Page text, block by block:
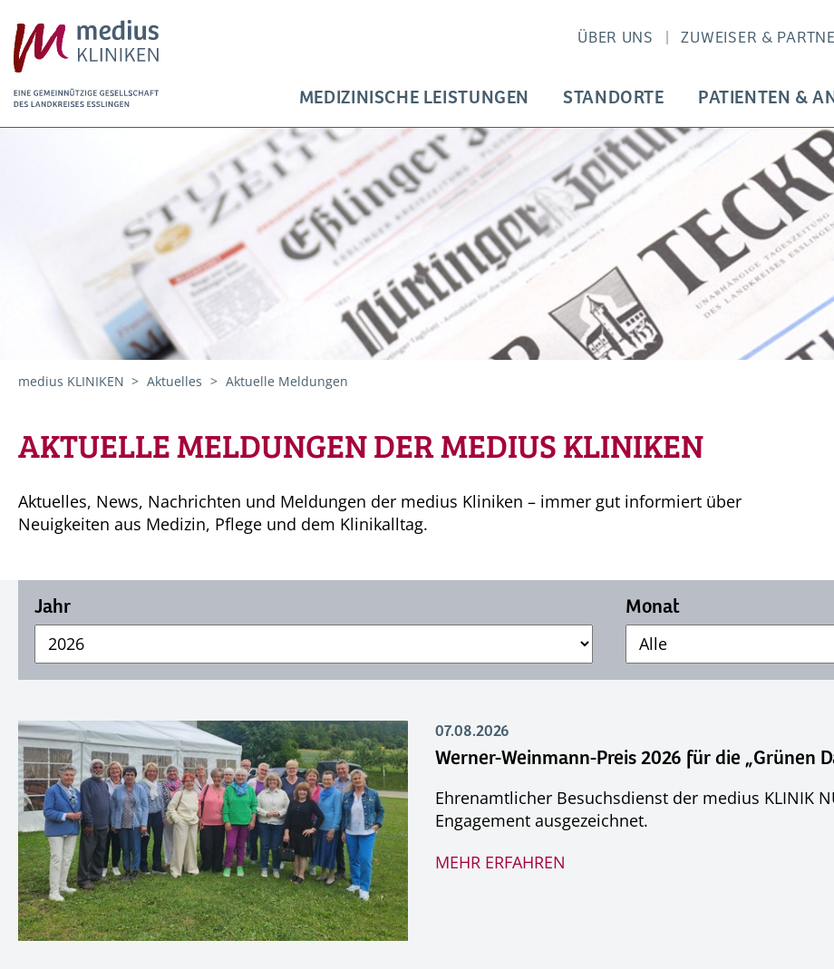
ÜBER UNS ZUWEISER &
MEDIZINISCHE LEISTUNGEN STANDORTE PATIENTEN &
medius KLINIKEN Aktuelles Aktuelle Meldungen
AKTUELLE MELDUNGEN DER MEDIUS KLINIKEN
Aktuelles, News, Nachrichten und Meldungen der medius Kliniken – immer gut informiert über
Neuigkeiten aus Medizin, Pflege und dem Klinikalltag.
Jahr Monat
07.08.2026
Werner-Weinmann-Preis 2026 für die „Grünen
Ehrenamtlicher Besuchsdienst der medius KLINIK
Engagement ausgezeichnet.
MEHR ERFAHREN